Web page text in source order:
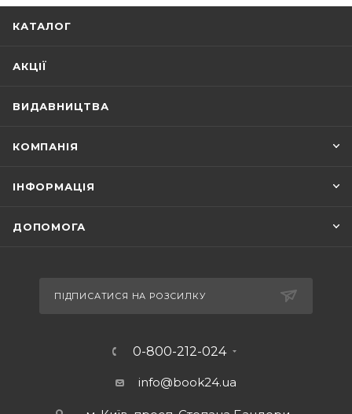
КАТАЛОГ
АКЦІЇ
ВИДАВНИЦТВА
КОМПАНІЯ
ІНФОРМАЦІЯ
ДОПОМОГА
ПІДПИСАТИСЯ НА РОЗСИЛКУ
0-800-212-024
info@book24.ua